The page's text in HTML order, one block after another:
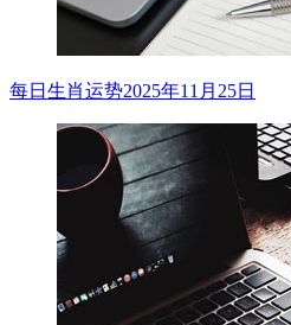
每日生肖运势2025年11月25日